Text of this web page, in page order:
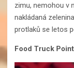
zimu, nemohou v
nakládaná
protlaků se letos
Food Truck